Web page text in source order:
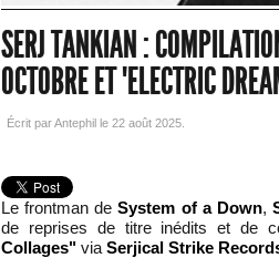
SERJ TANKIAN :
OCTOBRE ET "ELECTRIC
Écrit par Antephil le 22 août 2025
Le frontman deSystem of a Down,
de reprises de titre inédits et de
Collages" via Serjical Strike